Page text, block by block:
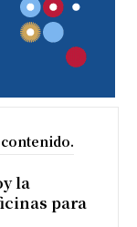
la
para